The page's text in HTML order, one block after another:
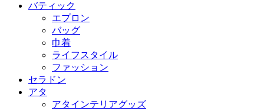
バティック
エプロン
バッグ
巾着
ライフスタイル
ファッション
セラドン
アタ
アタインテリアグッズ